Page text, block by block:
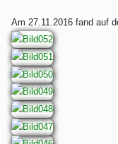
Am 27.11.2016 fand auf